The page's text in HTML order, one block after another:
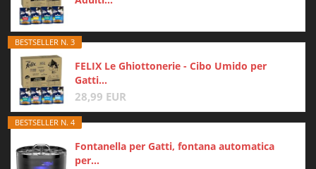
BESTSELLER N. 3
FELIX Le Ghiottonerie - Cibo Umido per
Gatti...
28,99 EUR
BESTSELLER N. 4
Fontanella per Gatti, fontana automatica
per...